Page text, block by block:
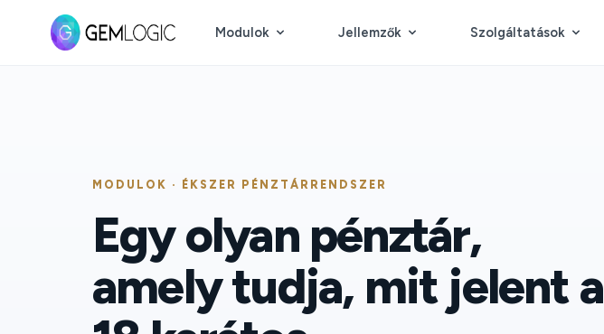
Modulok Jellemzők Szolgáltatások
MODULOK · ÉKSZER PÉNZTÁRRENDSZER
Egy olyan pénztár,
amely tudja, mit jelent a